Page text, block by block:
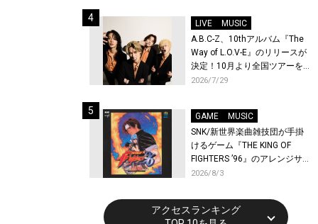
先行上映会を開催！
LIVE
MUSIC
A.B.C-Z、10thアルバム『The
Way of L.O.V-E』のリリースが
決定！10月より全国ツアーを
開催！
2026/7/29
GAME
MUSIC
SNK/新世界楽曲雑技団が手掛
けるゲーム『THE KING OF
FIGHTERS ’96』のアレンジサ
ウンドトラックが配信開始！
2026/8/3
アクセスランキング